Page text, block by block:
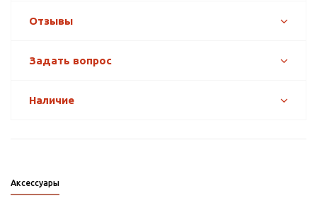
Отзывы
Задать вопрос
Наличие
Аксессуары